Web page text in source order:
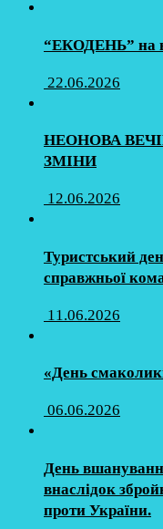
“ЕКОДЕНЬ” на
22.06.2026
НЕОНОВА
ЗМІНИ
12.06.2026
Туристський
справжньої
11.06.2026
«День
06.06.2026
День
внаслідок
проти України.